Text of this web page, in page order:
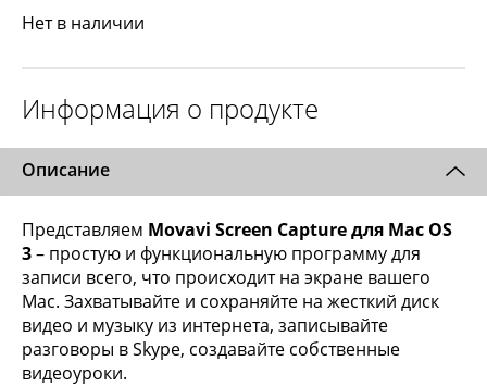
Нет в наличии
Информация о продукте
Описание
Представляем Movavi Screen Capture для Mac OS
3– простую и функциональную программу для
записи всего, что происходит на экране вашего
Mac. Захватывайте и сохраняйте на жесткий диск
видео и музыку из интернета, записывайте
разговоры в Skype, создавайте собственные
видеоуроки.